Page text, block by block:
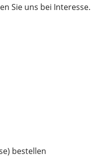
Sie uns bei Interesse.
bestellen